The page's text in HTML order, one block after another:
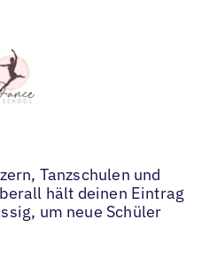
Tanzschulen und
hält deinen Eintrag
um neue Schüler